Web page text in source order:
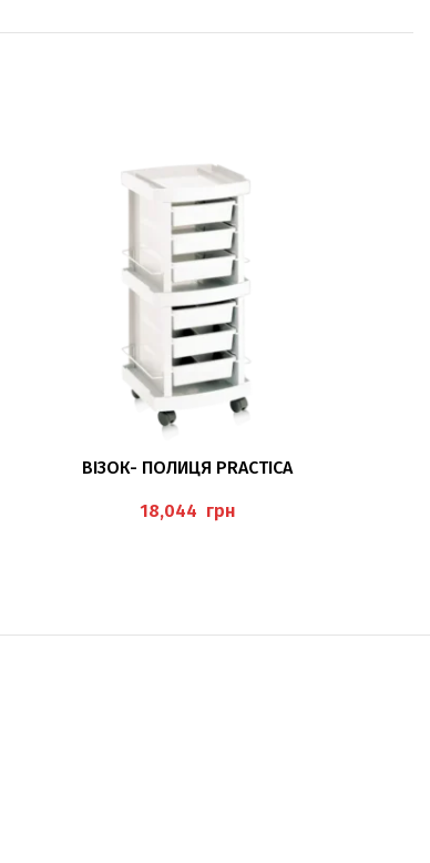
ДОДАТИ В КОШИК
ВІЗОК- ПОЛИЦЯ PRACTICA
грн